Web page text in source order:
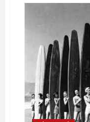
la
historia:
el
legado
de
las
mujeres
deporte